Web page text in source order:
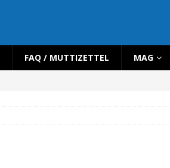
FAQ / MUTTIZETTEL MAG